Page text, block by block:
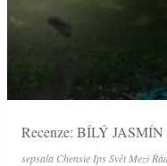
Recenze: BÍLÝ JASMÍN
sepsala Chensie Ips Svět Mezi